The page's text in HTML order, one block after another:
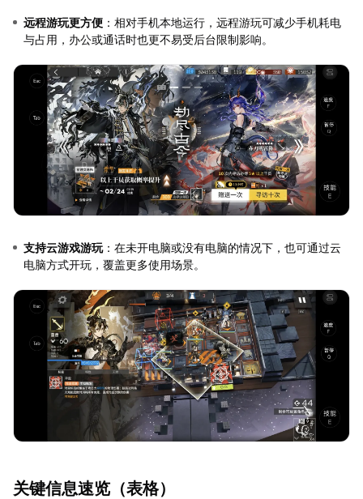
远程游玩更方便：相对手机本地运行，远程游玩可减少手机耗电
与占用，办公或通话时也更不易受后台限制影响。
支持云游戏游玩：在未开电脑或没有电脑的情况下，也可通过云
电脑方式开玩，覆盖更多使用场景。
关键信息速览（表格）